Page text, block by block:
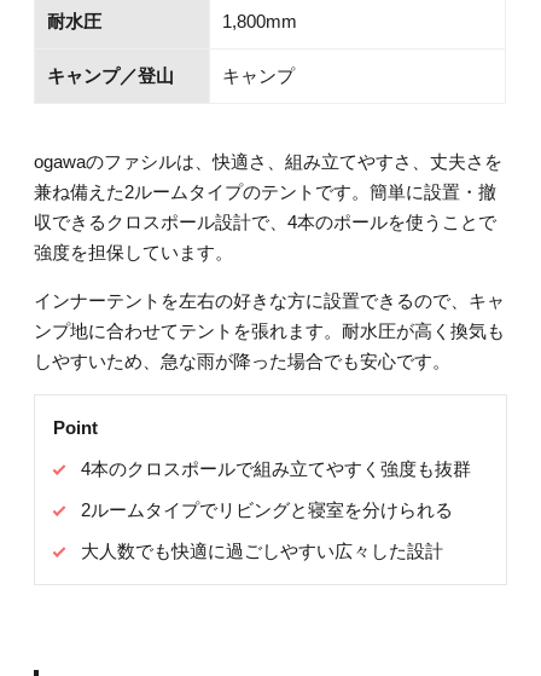
耐水圧 1,800mm
キャンプ／登山 キャンプ
ogawaのファシルは、快適さ、組み立てやすさ、丈夫さを
兼ね備えた2ルームタイプのテントです。簡単に設置・撤
収できるクロスポール設計で、4本のポールを使うことで
強度を担保しています。
インナーテントを左右の好きな方に設置できるので、キャ
ンプ地に合わせてテントを張れます。耐水圧が高く換気も
しやすいため、急な雨が降った場合でも安心です。
Point
4本のクロスポールで組み立てやすく強度も抜群
2ルームタイプでリビングと寝室を分けられる
大人数でも快適に過ごしやすい広々した設計